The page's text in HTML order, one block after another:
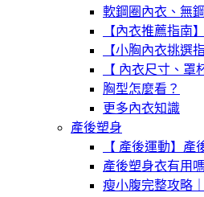
軟鋼圈內衣、無
【內衣推薦指南
【小胸內衣挑選
【 內衣尺寸、
胸型怎麼看？
更多內衣知識
產後塑身
【 產後運動】產
產後塑身衣有用嗎
瘦小腹完整攻略